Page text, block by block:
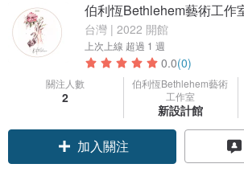
伯利恆Bethlehem藝術工作
台灣 | 2022 開館
上次上線 超過 1 週
0.0(0)
關注人數
2
伯利恆Bethlehem藝術
工作室
新設計館
加入關注